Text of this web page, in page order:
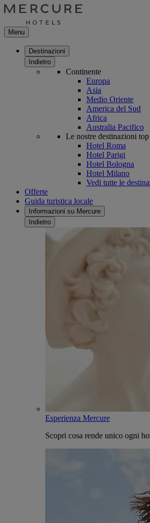
Menu
Destinazioni
Indietro
Continente
Europa
Asia
Medio Oriente
America del Sud
Africa
Australia Pacifico
Le nostre destinazioni top
Hotel Roma
Hotel Parigi
Hotel Bologna
Hotel Milano
Vedi tutte le
Offerte
Guida turistica locale
Informazioni su Mercure
Indietro
Esperienza Mercure
Scopri cosa rende unico ogni